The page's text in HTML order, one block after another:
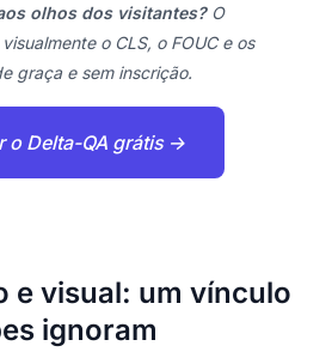
olhos dos visitantes?O
o CLS, o FOUC e os
graça e sem inscrição.
o Delta-QA grátis →
e visual: um vínculo
ignoram